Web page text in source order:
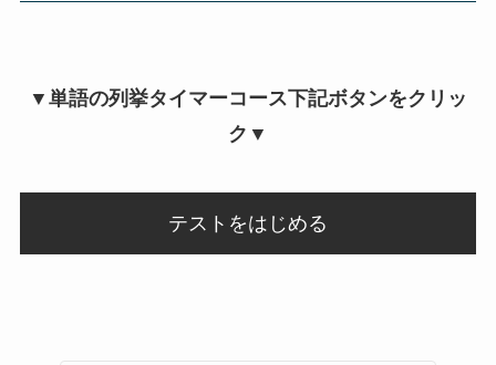
▼単語の列挙タイマーコース下記ボタンをクリッ
ク▼
テストをはじめる